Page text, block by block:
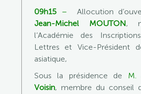
09h15 – Allocution
Jean-Michel MOUTON,
l’Académie des
Lettres et Vice-Président
asiatique,
Sous la présidence de M.
Voisin, membre du conseil